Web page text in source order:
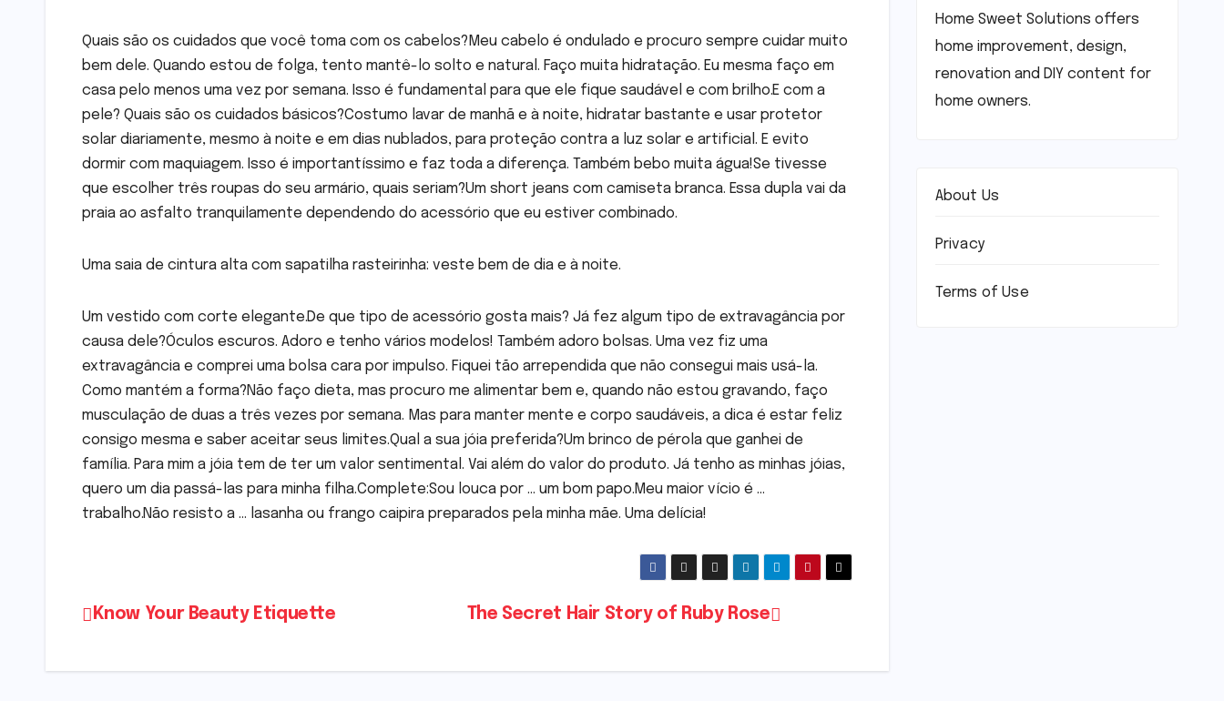
Quais são os cuidados que você toma com os cabelos?Meu cabelo é ondulado e procuro sempre cuidar muito
bem dele. Quando estou de folga, tento mantê-lo solto e natural. Faço muita hidratação. Eu mesma faço em
casa pelo menos uma vez por semana. Isso é fundamental para que ele fique saudável e com brilho.E com a
pele? Quais são os cuidados básicos?Costumo lavar de manhã e à noite, hidratar bastante e usar protetor
solar diariamente, mesmo à noite e em dias nublados, para proteção contra a luz solar e artificial. E evito
dormir com maquiagem. Isso é importantíssimo e faz toda a diferença. Também bebo muita água!Se tivesse
que escolher três roupas do seu armário, quais seriam?Um short jeans com camiseta branca. Essa dupla vai da
praia ao asfalto tranquilamente dependendo do acessório que eu estiver combinado.
Uma saia de cintura alta com sapatilha rasteirinha: veste bem de dia e à noite.
Um vestido com corte elegante.De que tipo de acessório gosta mais? Já fez algum tipo de extravagância por
causa dele?Óculos escuros. Adoro e tenho vários modelos! Também adoro bolsas. Uma vez fiz uma
extravagância e comprei uma bolsa cara por impulso. Fiquei tão arrependida que não consegui mais usá-la.
Como mantém a forma?Não faço dieta, mas procuro me alimentar bem e, quando não estou gravando, faço
musculação de duas a três vezes por semana. Mas para manter mente e corpo saudáveis, a dica é estar feliz
consigo mesma e saber aceitar seus limites.Qual a sua jóia preferida?Um brinco de pérola que ganhei de
família. Para mim a jóia tem de ter um valor sentimental. Vai além do valor do produto. Já tenho as minhas jóias,
quero um dia passá-las para minha filha.Complete:Sou louca por … um bom papo.Meu maior vício é …
trabalho.Não resisto a … lasanha ou frango caipira preparados pela minha mãe. Uma delícia!
Post
The Secret Hair Story of Ruby Rose
Know Your Beauty Etiquette
Home Sweet Solutions offers
home improvement, design,
renovation and DIY content for
home owners.
About Us
Privacy
Terms of Use